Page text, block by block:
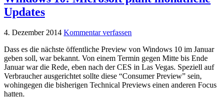
Updates
4. Dezember 2014 Kommentar verfassen
Dass es die nächste öffentliche Preview von Windows 10 im Januar
geben soll, war bekannt. Von einem Termin gegen Mitte bis Ende
Januar war die Rede, eben nach der CES in Las Vegas. Speziell auf
Verbraucher ausgerichtet sollte diese “Consumer Preview” sein,
wohingegen die bisherigen Technical Previews einen anderen Focus
hatten.